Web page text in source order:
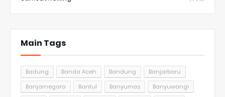
Main Tags
Badung Banda Aceh Bandung
Banjarbaru
Banjarnegara
Bantul Banyumas
Banyuwangi